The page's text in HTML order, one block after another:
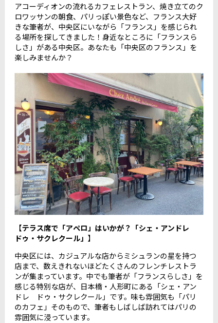
アコーディオンの流れるカフェレストラン、焼き立てのク
ロワッサンの朝食、パリっぽい景色など、フランス大好
きな筆者が、中央区にいながら「フランス」を感じられ
る場所を探してきました！身近なところに「フランスら
しさ」がある中央区。あなたも「中央区のフランス」を
楽しみませんか？
【テラス席で「アペロ」はいかが？「シェ・アンドレ
ドゥ・サクレクール」 】
中央区には、カジュアルな店からミシュランの星を持つ
店まで、数えきれないほどたくさんのフレンチレストラ
ンが集まっています。中でも筆者が「フランスらしさ」を
感じる特別な店が、日本橋・人形町にある「シェ・アン
ドレ ドゥ・サクレクール」です。味も雰囲気も「パリ
のカフェ」そのもので、筆者もしばしば訪れてはパリの
雰囲気に浸っています。